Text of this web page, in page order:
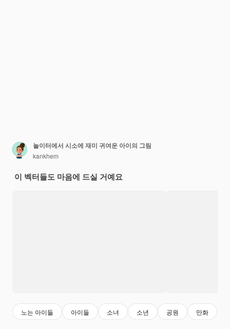
놀이터에서 시소에 재미 귀여운 아이의 그림
kankhem
이 벡터들도 마음에 드실 거예요
노는 아이들 아이들 소녀 소년 공원 만화